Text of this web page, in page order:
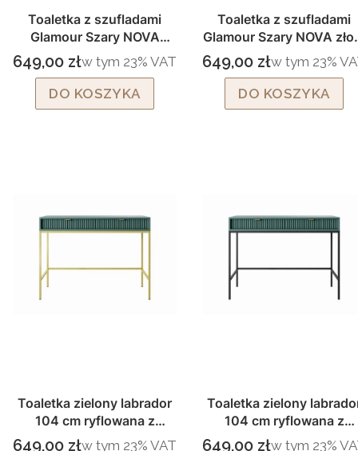
Toaletka z szufladami
Glamour Szary NOVA
czarny stelaż
Cena brutto
649,00 złw tym %s VAT
w tym 23% VAT
DO KOSZYKA
Toaletka z szufladami
Glamour Szary NOVA
stelaż
Cena brutto
649,00 złw tym %s VAT
w tym 23%
DO KOSZYKA
Toaletka zielony labrador
104 cm ryflowana z
szufladami złoty stelaż
649,00 złw tym %s VAT
w tym 23% VAT
Toaletka zielony
104 cm ryflowana z
szufladami czarny
649,00 złw tym %s VAT
w tym 23%